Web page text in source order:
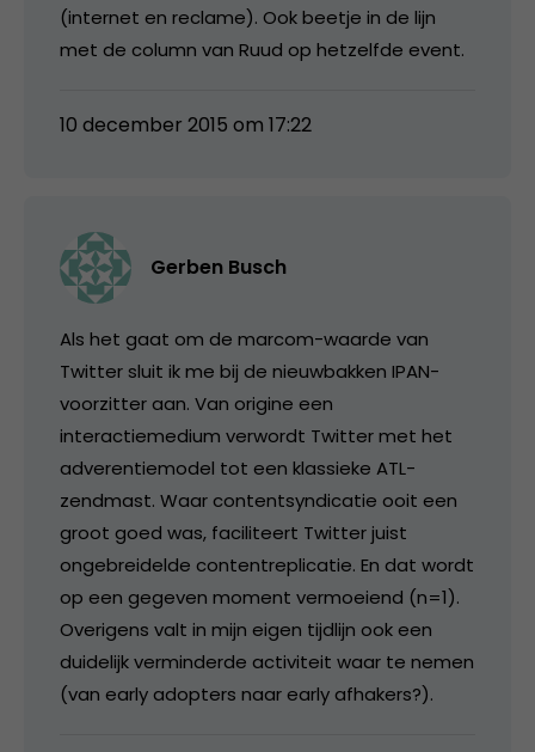
(internet en reclame). Ook beetje in de lijn
met de column van Ruud op hetzelfde event.
10 december 2015 om 17:22
Gerben Busch
Als het gaat om de marcom-waarde van
Twitter sluit ik me bij de nieuwbakken IPAN-
voorzitter aan. Van origine een
interactiemedium verwordt Twitter met het
adverentiemodel tot een klassieke ATL-
zendmast. Waar contentsyndicatie ooit een
groot goed was, faciliteert Twitter juist
ongebreidelde contentreplicatie. En dat wordt
op een gegeven moment vermoeiend (n=1).
Overigens valt in mijn eigen tijdlijn ook een
duidelijk verminderde activiteit waar te nemen
(van early adopters naar early afhakers?).